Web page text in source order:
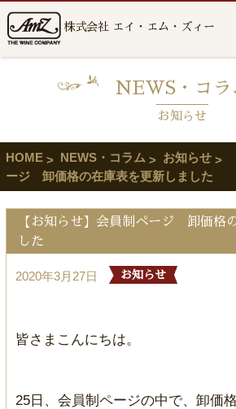
株式会社 エイ・エム・ズィー
NEWS・コラ
お知らせ
HOME NEWS・コラム お知らせ
ージ 卸価格の在庫表を更新しました
【お知らせ】会員制ページ 卸価格
した
2020年3月27日 お知らせ
皆さまこんにちは。
25日、会員制ページの中で、卸価